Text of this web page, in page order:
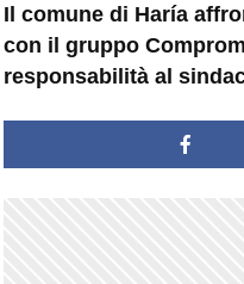
Il comune di Haría
con il gruppo
responsabilità al